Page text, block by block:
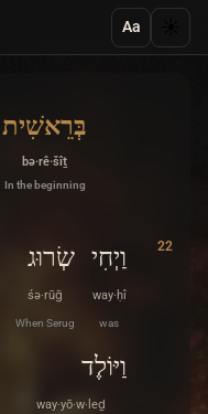
Aa
בְּרֵאשִׁית
bə·rê·šîṯ
In the beginning
22 וַיְחִי
way·ḥî
was
שְׂרוּג
śə·rūḡ
When Serug
וַיּוֹלֶד
way·yō·w·leḏ